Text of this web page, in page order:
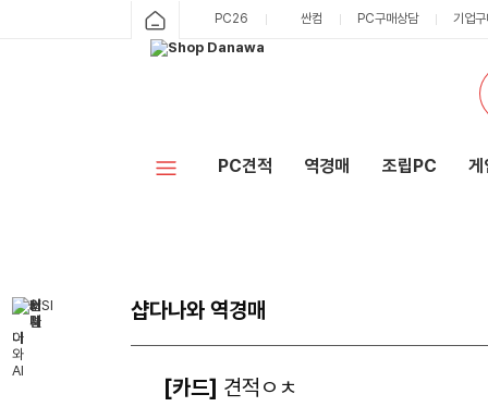
PC26 싼컴 PC구매상담 기업
PC견적 역경매 조립PC 게
샵다나와 역경매
[카드] 견적ㅇㅊ